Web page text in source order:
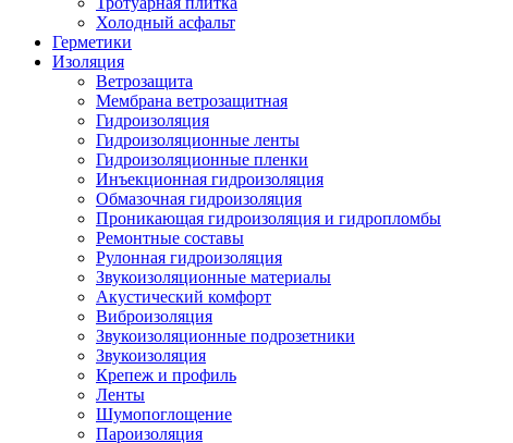
Холодный асфальт
Герметики
Изоляция
Ветрозащита
Мембрана ветрозащитная
Гидроизоляция
Гидроизоляционные ленты
Гидроизоляционные пленки
Инъекционная гидроизоляция
Обмазочная гидроизоляция
Проникающая гидроизоляция и гидропломбы
Ремонтные составы
Рулонная гидроизоляция
Звукоизоляционные материалы
Акустический комфорт
Виброизоляция
Звукоизоляционные подрозетники
Звукоизоляция
Крепеж и профиль
Ленты
Шумопоглощение
Пароизоляция